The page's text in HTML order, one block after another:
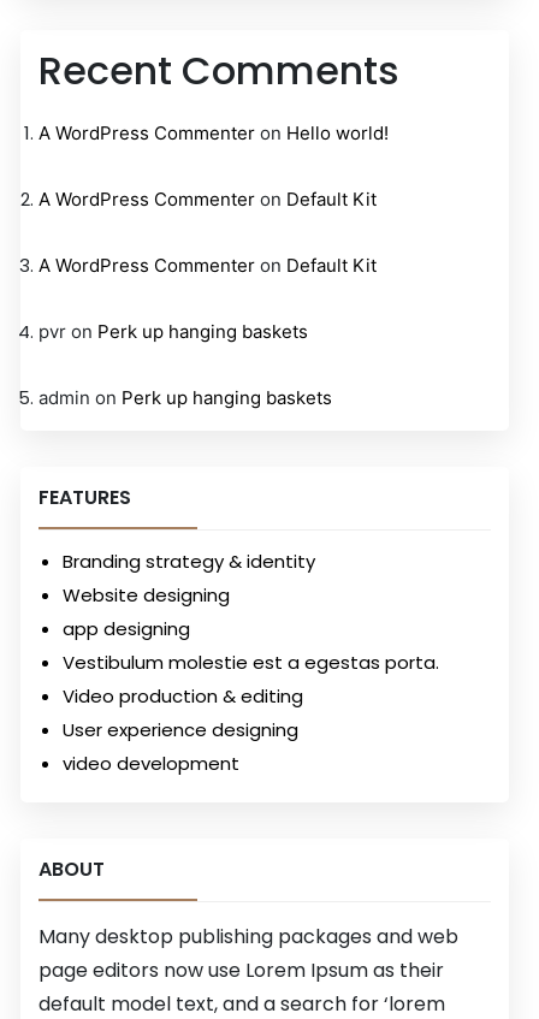
Recent Comments
A WordPress Commenter on Hello world!
A WordPress Commenter on Default Kit
A WordPress Commenter on Default Kit
pvr on Perk up hanging baskets
admin on Perk up hanging baskets
FEATURES
Branding strategy & identity
Website designing
app designing
Vestibulum molestie est a egestas porta.
Video production & editing
User experience designing
video development
ABOUT
Many desktop publishing packages and web
page editors now use Lorem Ipsum as their
default model text, and a search for ‘lorem